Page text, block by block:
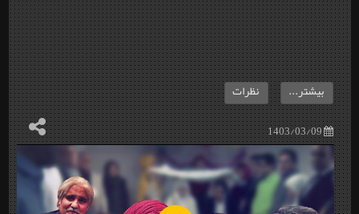
1403/03/09
بیشتر... نظرات